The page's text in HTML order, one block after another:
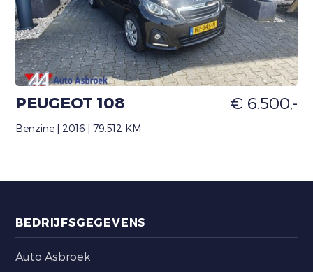
PEUGEOT 108 € 6.500,-
Benzine | 2016 | 79.512 KM
BEDRIJFSGEGEVENS
Auto Asbroek